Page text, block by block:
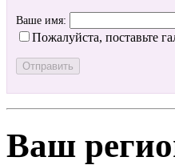
Ваше имя:
Пожалуйста, поставьте
Ваш